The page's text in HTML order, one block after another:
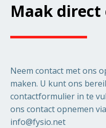
Maak
Neem contact met ons
maken. U kunt ons
contactformulier in te
ons contact opnemen
info@fysio.net